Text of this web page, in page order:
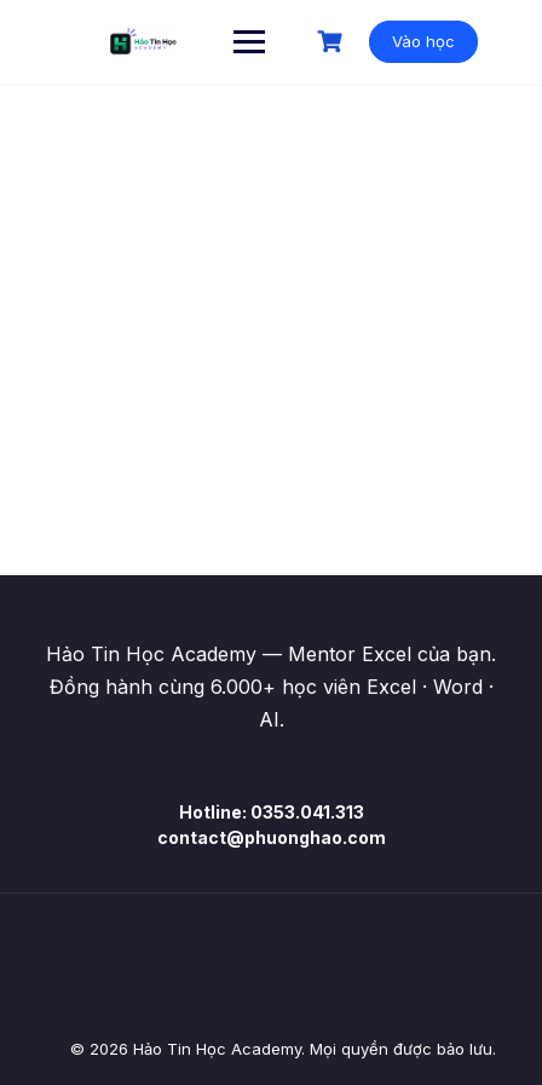
Vào học
Hảo Tin Học Academy — Mentor Excel của bạn.
Đồng hành cùng 6.000+ học viên Excel · Word ·
AI.
Hotline: 0353.041.313
contact@phuonghao.com
© 2026 Hảo Tin Học Academy. Mọi quyền được bảo lưu.